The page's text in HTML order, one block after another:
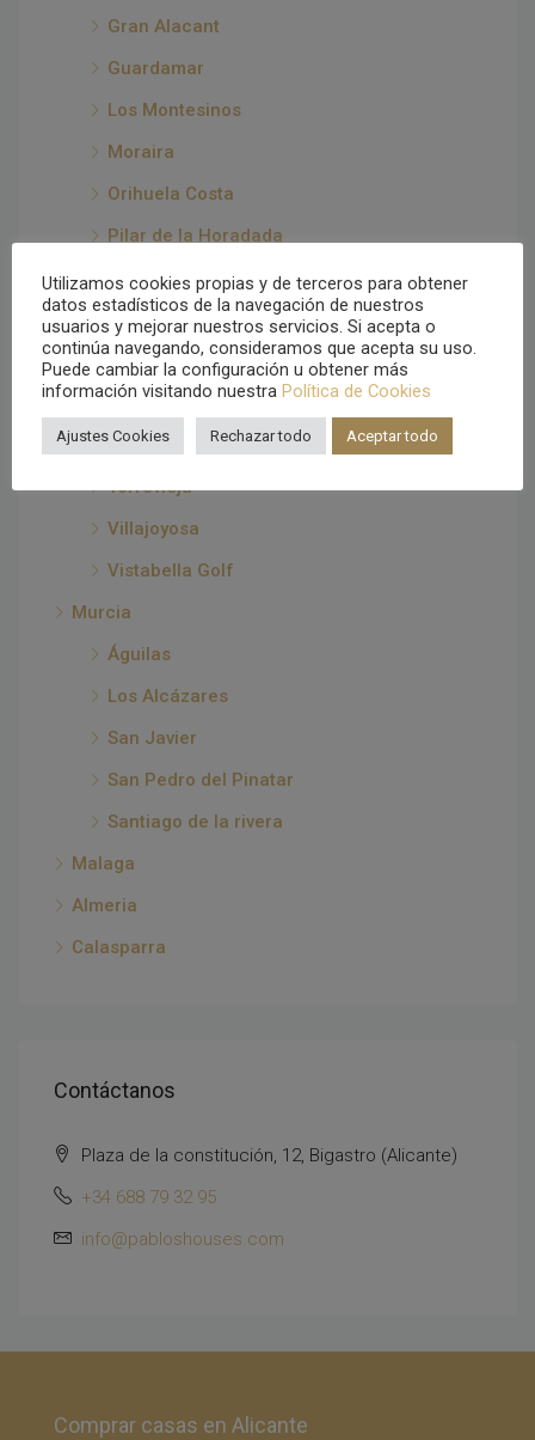
Gran Alacant
Guardamar
Los Montesinos
Moraira
Orihuela Costa
Pilar de la Horadada
Polop
Rojales
San Fulgencio en La Marina
San Miguel de Salinas
Santa Pola
Torrevieja
Villajoyosa
Vistabella Golf
Murcia
Águilas
Los Alcázares
San Javier
San Pedro del Pinatar
Santiago de la rivera
Malaga
Almeria
Calasparra
Contáctanos
Plaza de la constitución, 12, Bigastro (Alicante)
+34 688 79 32 95
info@pabloshouses.com
Comprar casas en Alicante
Utilizamos cookies propias y de terceros para obtener
datos estadísticos de la navegación de nuestros
usuarios y mejorar nuestros servicios. Si acepta o
continúa navegando, consideramos que acepta su uso.
Puede cambiar la configuración u obtener más
información visitando nuestra Política de Cookies
Ajustes Cookies Rechazar todo Aceptar todo